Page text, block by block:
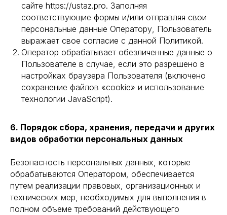
сайте https://ustaz.pro. Заполняя
соответствующие формы и/или отправляя свои
персональные данные Оператору, Пользователь
выражает свое согласие с данной Политикой.
Оператор обрабатывает обезличенные данные о
Пользователе в случае, если это разрешено в
настройках браузера Пользователя (включено
сохранение файлов «cookie» и использование
технологии JavaScript).
6. Порядок сбора, хранения, передачи и других
видов обработки персональных данных
Безопасность персональных данных, которые
обрабатываются Оператором, обеспечивается
путем реализации правовых, организационных и
технических мер, необходимых для выполнения в
полном объеме требований действующего